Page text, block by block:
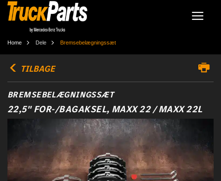
Home Dele Bremsebelægningssæt
TILBAGE
BREMSEBELÆGNINGSSÆT
22,5" FOR-/BAGAKSEL, MAXX 22 / MAXX 22L